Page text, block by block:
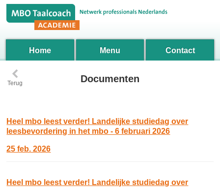
Home Menu Contact
‹
Terug Documenten
Heel mbo leest verder! Landelijke studiedag over
leesbevordering in het mbo - 6 februari 2026
25 feb. 2026
Heel mbo leest verder! Landelijke studiedag over